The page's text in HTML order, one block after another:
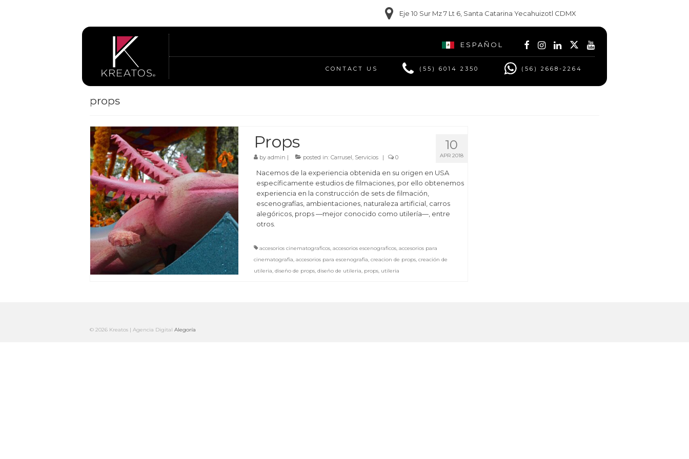
Eje 10 Sur Mz 7 Lt 6, Santa Catarina Yecahuizotl CDMX
ESPAÑOL
CONTACT US (55) 6014 2350 (56) 2668-2264
props
10
APR 2018
Props
byadmin | posted in:Carrusel, Servicios | 0
Nacemos de la experiencia obtenida en su origen en USA
específicamente estudios de filmaciones, por ello obtenemos
experiencia en la construcción de sets de filmación,
escenografías, ambientaciones, naturaleza artificial, carros
alegóricos, props —mejor conocido como utilería—, entre
otros.
accesorios cinematograficos,accesorios escenograficos,accesorios para
cinematografia,accesorios para escenografia,creacion de props,creación de
utileria,diseño de props,diseño de utileria, props, utileria
© 2026 Kreatos | Agencia Digital Alegoría